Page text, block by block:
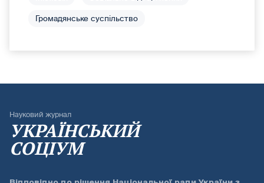
Громадянське суспільство
Науковий журнал
УКРАЇНСЬКИЙ
СОЦІУМ